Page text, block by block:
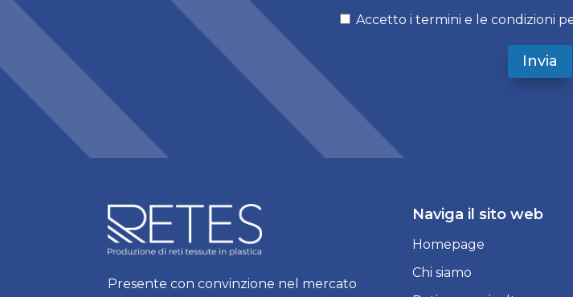
Accetto i termini e le condizioni
Invia
Presente con convinzione nel mercato
Naviga il sito web
Homepage
Chi siamo